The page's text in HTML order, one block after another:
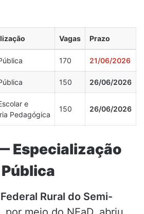
Vagas Prazo
170 21/06/2026
150 26/06/2026
e
Pedagógica
150 26/06/2026
— Especialização
Rural do Semi-